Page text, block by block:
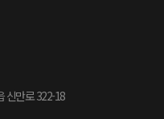
신만로 322-18